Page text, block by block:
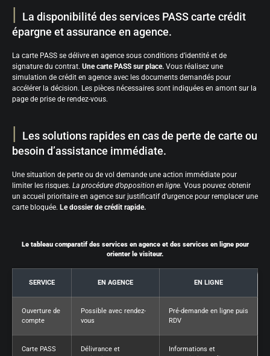
La disponibilité des services PASS carte crédit
épargne et assurance en agence.
La carte PASS se délivre en agence sous conditions d’identité et de
signature du contrat. Une carte PASS sur place. Vous réalisez une
simulation de crédit en agence avec les documents demandés pour
accélérer la décision. Les pièces nécessaires sont indiquées en amont sur la
page de prise de rendez-vous.
Les solutions rapides en cas de perte de carte ou
besoin d’assistance immédiate.
Une situation de perte ou de vol demande une action immédiate pour
limiter les risques. La procédure d’opposition en ligne. Vous pouvez obtenir
un accueil prioritaire en agence sur justificatif d’urgence pour remplacer une
carte bloquée. Le dossier de crédit rapide.
Le tableau comparatif des services en agence et des services en ligne pour
orienter le visiteur.
SERVICE EN AGENCE EN LIGNE
Ouverture de
compte
Possible avec rendez-
vous
Pré-demande en ligne puis
RDV
Carte PASS
Délivrance et
Informations et